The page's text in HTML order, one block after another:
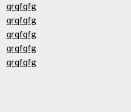
qrqfqfg
qrqfqfg
qrqfqfg
qrqfqfg
qrqfqfg